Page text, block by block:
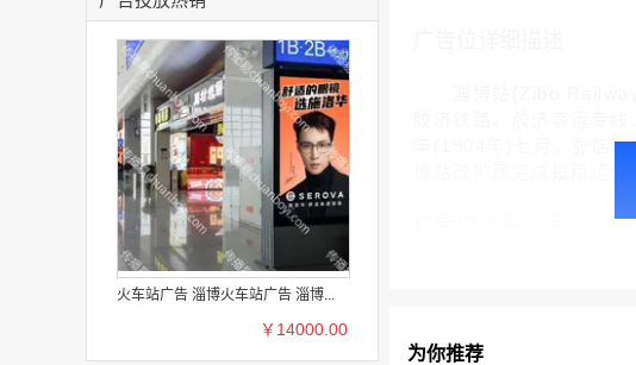
火车站广告 淄博火车站广告 淄博...
￥14000.00
年(1904年)七月，张店
博站改扩建完成投用运
为你推荐